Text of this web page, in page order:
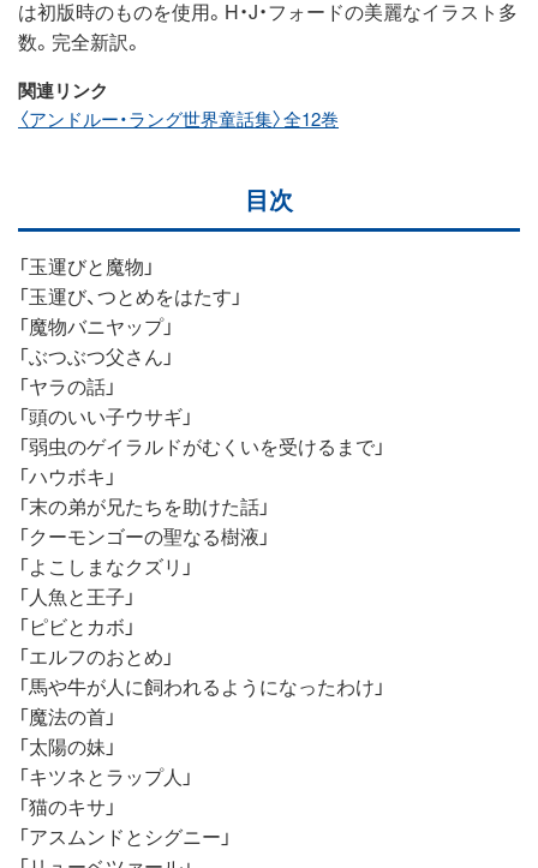
は初版時のものを使用。H・J・フォードの美麗なイラスト多
数。完全新訳。
関連リンク
〈アンドルー・ラング世界童話集〉全12巻
目次
「玉運びと魔物」
「玉運び、つとめをはたす」
「魔物バニヤップ」
「ぶつぶつ父さん」
「ヤラの話」
「頭のいい子ウサギ」
「弱虫のゲイラルドがむくいを受けるまで」
「ハウボキ」
「末の弟が兄たちを助けた話」
「クーモンゴーの聖なる樹液」
「よこしまなクズリ」
「人魚と王子」
「ピビとカボ」
「エルフのおとめ」
「馬や牛が人に飼われるようになったわけ」
「魔法の首」
「太陽の妹」
「キツネとラップ人」
「猫のキサ」
「アスムンドとシグニー」